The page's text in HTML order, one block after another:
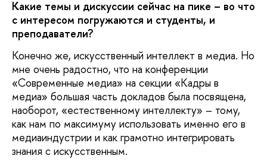
Какие темы и дискуссии сейчас на пике – во что
с интересом погружаются и студенты, и
преподаватели?
Конечно же, искусственный интеллект в медиа. Но
мне очень радостно, что на конференции
«Современные медиа» на секции «Кадры в
медиа» большая часть докладов была посвящена,
наоборот, «естественному интеллекту» – тому,
как нам по максимуму использовать именно его в
медиаиндустрии и как грамотно интегрировать
знания с искусственным.